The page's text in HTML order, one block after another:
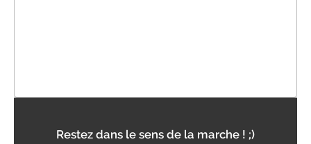
Restez dans le sens de la marche ! ;)